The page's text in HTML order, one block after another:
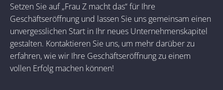
Setzen Sie auf „Frau Z macht das“ für Ihre
Geschäftseröffnung und lassen Sie uns gemeinsam einen
unvergesslichen Start in Ihr neues Unternehmenskapitel
gestalten. Kontaktieren Sie uns, um mehr darüber zu
erfahren, wie wir Ihre Geschäftseröffnung zu einem
vollen Erfolg machen können!